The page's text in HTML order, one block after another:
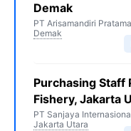
Demak
PT Arisamandiri Pratama
Demak
Purchasing Staff
Fishery, Jakarta
PT Sanjaya
Jakarta Utara